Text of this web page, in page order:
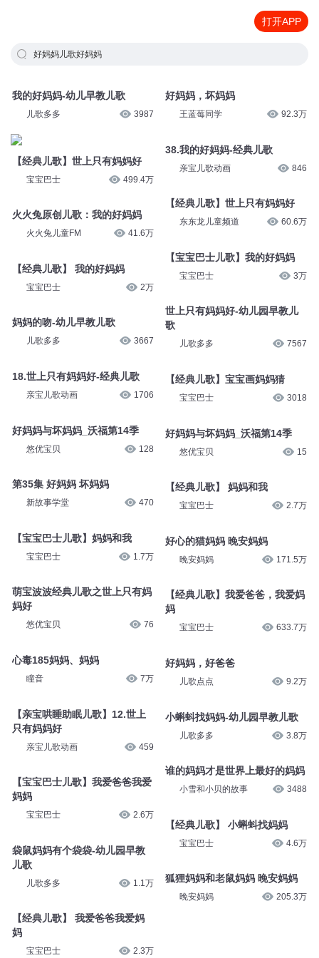
打开APP
好妈妈儿歌好妈妈
我的好妈妈-幼儿早教儿歌
儿歌多多 3987
【经典儿歌】世上只有妈妈好
宝宝巴士 499.4万
火火兔原创儿歌：我的好妈妈
火火兔儿童FM 41.6万
【经典儿歌】 我的好妈妈
宝宝巴士 2万
妈妈的吻-幼儿早教儿歌
儿歌多多 3667
18.世上只有妈妈好-经典儿歌
亲宝儿歌动画 1706
好妈妈与坏妈妈_沃福第14季
悠优宝贝 128
第35集 好妈妈 坏妈妈
新故事学堂 470
【宝宝巴士儿歌】妈妈和我
宝宝巴士 1.7万
萌宝波波经典儿歌之世上只有妈
妈好
悠优宝贝 76
心毒185妈妈、妈妈
瞳音 7万
【亲宝哄睡助眠儿歌】12.世上
只有妈妈好
亲宝儿歌动画 459
【宝宝巴士儿歌】我爱爸爸我爱
妈妈
宝宝巴士 2.6万
袋鼠妈妈有个袋袋-幼儿园早教
儿歌
儿歌多多 1.1万
【经典儿歌】 我爱爸爸我爱妈
妈
宝宝巴士 2.3万
好妈妈，坏妈妈
王蓝莓同学 92.3万
38.我的好妈妈-经典儿歌
亲宝儿歌动画 846
【经典儿歌】世上只有妈妈好
东东龙儿童频道 60.6万
【宝宝巴士儿歌】我的好妈妈
宝宝巴士 3万
世上只有妈妈好-幼儿园早教儿
歌
儿歌多多 7567
【经典儿歌】宝宝画妈妈猜
宝宝巴士 3018
好妈妈与坏妈妈_沃福第14季
悠优宝贝 15
【经典儿歌】 妈妈和我
宝宝巴士 2.7万
好心的猫妈妈 晚安妈妈
晚安妈妈 171.5万
【经典儿歌】我爱爸爸，我爱妈
妈
宝宝巴士 633.7万
好妈妈，好爸爸
儿歌点点 9.2万
小蝌蚪找妈妈-幼儿园早教儿歌
儿歌多多 3.8万
谁的妈妈才是世界上最好的妈妈
小雪和小贝的故事 3488
【经典儿歌】 小蝌蚪找妈妈
宝宝巴士 4.6万
狐狸妈妈和老鼠妈妈 晚安妈妈
晚安妈妈 205.3万